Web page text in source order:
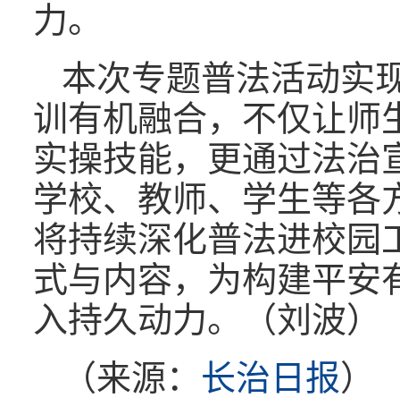
力。
本次专题普法活动实
训有机融合，不仅让师
实操技能，更通过法治
学校、教师、学生等各
将持续深化普法进校园
式与内容，为构建平安
入持久动力。（刘波）
（来源： 长治日报）